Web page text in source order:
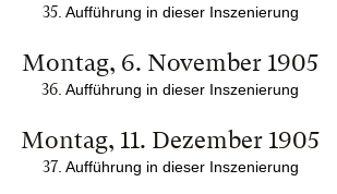
35. Aufführung in dieser Inszenierung
Montag, 6. November 1905
36 Aufführung in dieser Inszenierung
Montag, 11. Dezember 1905
37. Aufführung in dieser Inszenierung